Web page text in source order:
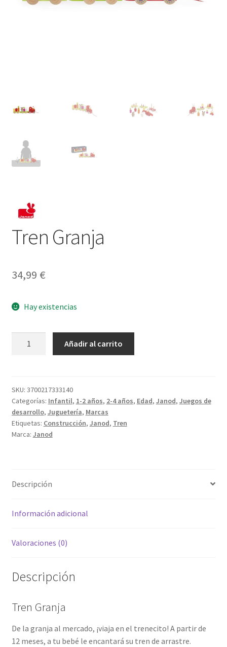
Tren Granja
34,99 €
Hay existencias
Añadir al carrito
SKU: 3700217333140
Categorías: Infantil, 1-2 años, 2-4 años, Edad, Janod, Juegos de
desarrollo, Juguetería, Marcas
Etiquetas: Construcción, Janod, Tren
Marca: Janod
Descripción
Información adicional
Valoraciones (0)
Descripción
Tren Granja
De la granja al mercado, ¡viaja en el trenecito! A partir de
12 meses, a tu bebé le encantará su tren de arrastre.